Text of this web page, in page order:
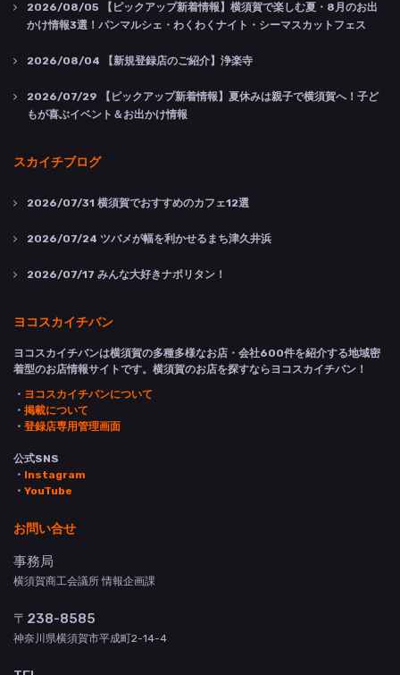
2026/08/05 【ピックアップ新着情報】横須賀で楽しむ夏・8月のお出
かけ情報3選！パンマルシェ・わくわくナイト・シーマスカットフェス
2026/08/04 【新規登録店のご紹介】浄楽寺
2026/07/29 【ピックアップ新着情報】夏休みは親子で横須賀へ！子ど
もが喜ぶイベント＆お出かけ情報
スカイチブログ
2026/07/31 横須賀でおすすめのカフェ12選
2026/07/24 ツバメが幅を利かせるまち津久井浜
2026/07/17 みんな大好きナポリタン！
ヨコスカイチバン
ヨコスカイチバンは横須賀の多種多様なお店・会社600件を紹介する地域密
着型のお店情報サイトです。横須賀のお店を探すならヨコスカイチバン！
・ ヨコスカイチバンについて
・ 掲載について
・ 登録店専用管理画面
公式SNS
・ Instagram
・ YouTube
お問い合せ
事務局
横須賀商工会議所 情報企画課
〒238-8585
神奈川県横須賀市平成町2-14-4